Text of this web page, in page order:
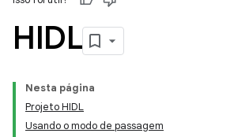
HIDL
Nesta página
Projeto HIDL
Usando o modo de passagem